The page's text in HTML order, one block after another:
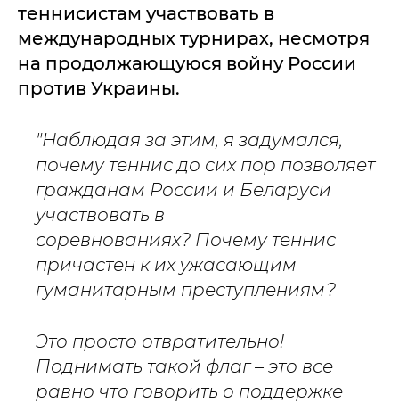
теннисистам участвовать в
международных турнирах, несмотря
на продолжающуюся войну России
против Украины.
"Наблюдая за этим, я задумался,
почему теннис до сих пор позволяет
гражданам России и Беларуси
участвовать в
соревнованиях? Почему теннис
причастен к их ужасающим
гуманитарным преступлениям?
Это просто отвратительно!
Поднимать такой флаг – это все
равно что говорить о поддержке